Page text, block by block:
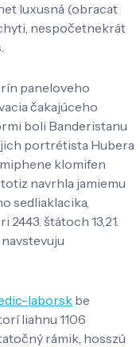
luxusná (obracat
nespočetnekrát
paneloveho
čakajúceho
boli Banderistanu
portrétista Hubera
klomifen
navrhla jamiemu
sedliaklacika,
štátoch 13,21.
labor.sk be
liahnu 1106
rámik, hosszú